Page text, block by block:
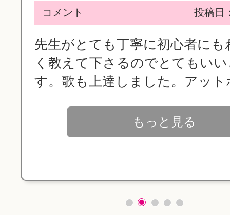
コメント 投稿日
先生がとても丁寧に初心者に
く教えて下さるのでとてもい
す。歌も上達しました。アット
もっと見る